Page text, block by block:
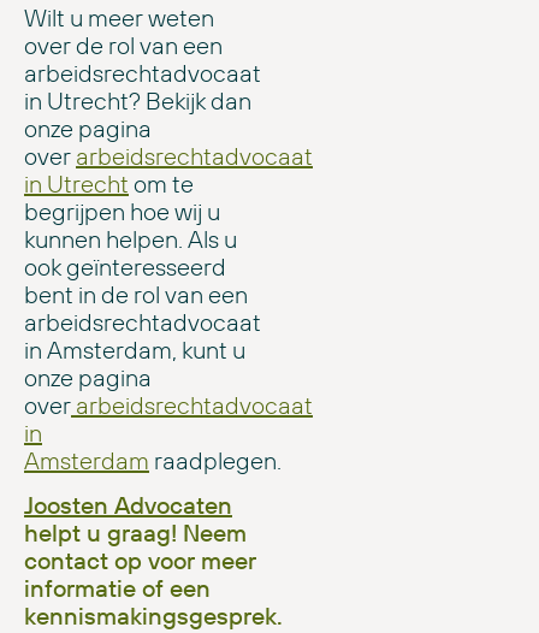
Wilt u meer weten
over de rol van een
arbeidsrechtadvocaat
in Utrecht? Bekijk dan
onze pagina
over arbeidsrechtadvocaat
in Utrecht om te
begrijpen hoe wij u
kunnen helpen. Als u
ook geïnteresseerd
bent in de rol van een
arbeidsrechtadvocaat
in Amsterdam, kunt u
onze pagina
over arbeidsrechtadvocaat
in
Amsterdam raadplegen.
Joosten Advocaten
helpt u graag! Neem
contact op voor meer
informatie of een
kennismakingsgesprek.